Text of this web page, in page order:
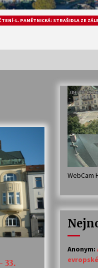
L. PAMĚTNICKÁ: STRAŠIDLA ZE
v
33.
WebCam
Anonym: